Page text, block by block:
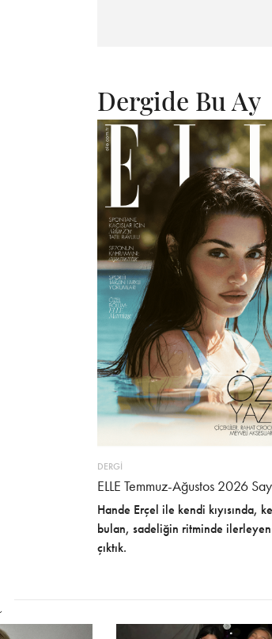
Dergide Bu Ay
DERGİ
ELLE Temmuz-Ağustos 2026
Hande Erçel ile kendi kıyısında,
bulan, sadeliğin ritminde
çıktık.